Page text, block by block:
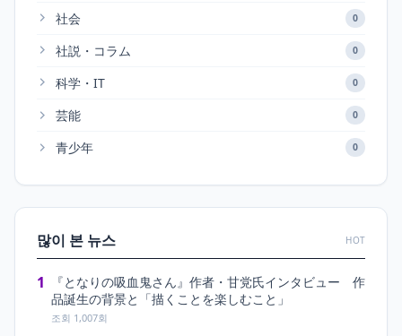
社会 0
社説・コラム 0
科学・IT 0
芸能 0
青少年 0
많이 본 뉴스 HOT
1
『となりの吸血鬼さん』作者・甘党氏インタビュー 作
品誕生の背景と「描くことを楽しむこと」
조회 1,007회